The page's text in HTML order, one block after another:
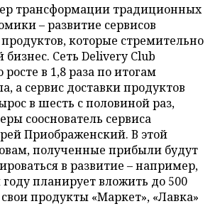
трансформации традиционных
– развитие сервисов
которые стремительно
Сеть Delivery Club
росте в 1,8 раза по итогам
а сервис доставки продуктов
в шесть с половиной раз,
сооснователь сервиса
Приображенский. В этой
полученные прибыли будут
в развитие – например,
году планирует вложить до 500
продукты «Маркет», «Лавка»